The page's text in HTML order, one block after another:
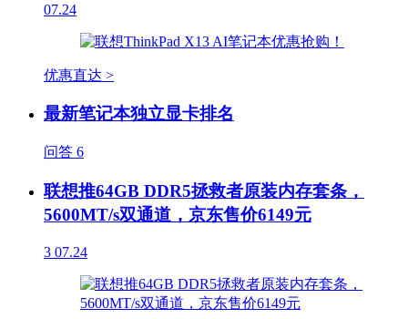
07.24
优惠直达 >
最新笔记本独立显卡排名
问答 6
联想推64GB DDR5拯救者原装内存套条，
5600MT/s双通道，京东售价6149元
3 07.24